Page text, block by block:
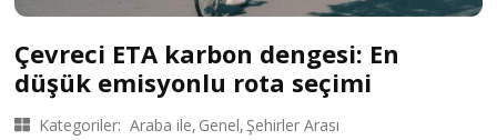
Çevreci ETA karbon dengesi: En
düşük emisyonlu rota seçimi
Kategoriler: Araba ile Genel Şehirler Arası